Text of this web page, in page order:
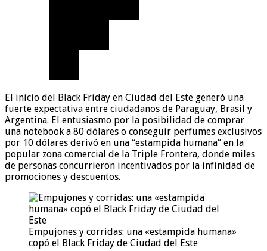
El inicio del Black Friday en Ciudad del Este generó una
fuerte expectativa entre ciudadanos de Paraguay, Brasil y
Argentina. El entusiasmo por la posibilidad de comprar
una notebook a 80 dólares o conseguir perfumes exclusivos
por 10 dólares derivó en una “estampida humana” en la
popular zona comercial de la Triple Frontera, donde miles
de personas concurrieron incentivados por la infinidad de
promociones y descuentos.
Empujones y corridas: una «estampida humana»
copó el Black Friday de Ciudad del Este